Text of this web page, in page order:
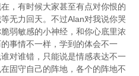
，有时候大家甚至有点对你恨的
无力回天。不过Alan对我说你哭
弱敏感的小神经，和你心底里浓
事情不一样，学到的体会不一
对谁错，只能说是情感表达不一
固守自己的阵地，各个的阵地不